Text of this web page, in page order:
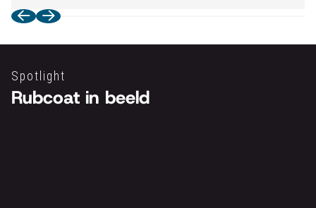
Spotlight
Rubcoat in beeld